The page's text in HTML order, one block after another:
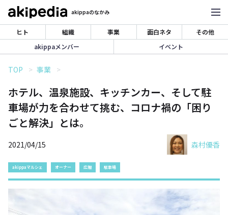
akippaのなかみ
ヒト 組織 事業 面白ネタ
その他
akippaメンバー
イベント
TOP 事業
ホテル、温泉施設、キッチンカー、そして駐
車場が力を合わせて挑む、コロナ禍の「困り
ごと解決」とは。
2021/04/15 森村優香
akippaマルシェ オーナー 広報 駐車場